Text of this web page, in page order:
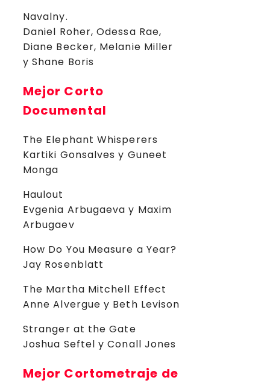
Navalny.
Daniel Roher, Odessa Rae,
Diane Becker, Melanie Miller
y Shane Boris
Mejor Corto
Documental
The Elephant Whisperers
Kartiki Gonsalves y Guneet
Monga
Haulout
Evgenia Arbugaeva y Maxim
Arbugaev
How Do You Measure a Year?
Jay Rosenblatt
The Martha Mitchell Effect
Anne Alvergue y Beth Levison
Stranger at the Gate
Joshua Seftel y Conall Jones
Mejor Cortometraje de